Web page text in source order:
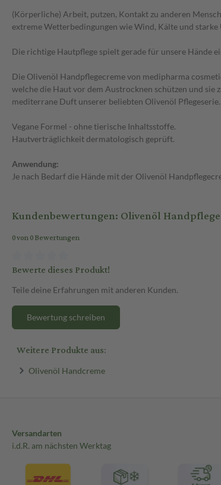
(Körperliche) Arbeit, putzen, Kontakt zu anderen
extreme Wetterbedingungen wie Wind, Kälte und
Die richtige Hautpflege spielt gerade für unsere Hände
Die Olivenöl Handpflegecreme von medipharma
welche die Haut vor dem Austrocknen schützen und sie
mediterrane Duft unserer beliebten Olivenöl Pflegeserie.
Vegane Formel - ohne tierische Inhaltsstoffe.
Hautverträglichkeit dermatologisch geprüft.
Anwendung:
Je nach Bedarf die Hände mit der Olivenöl
Kundenbewertungen: Olivenöl
0 von 0 Bewertungen
Bewerte dieses Produkt!
Teile deine Erfahrungen mit anderen Kunden.
Bewertung schreiben
Weitere Produkte aus:
Olivenöl Handcreme
Versandarten
i.d.R. am nächsten Werktag